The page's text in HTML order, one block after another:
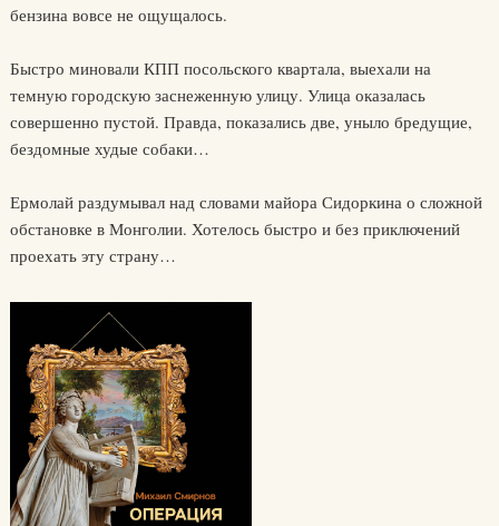
бензина вовсе не ощущалось.
Быстро миновали КПП посольского квартала, выехали на
темную городскую заснеженную улицу. Улица оказалась
совершенно пустой. Правда, показались две, уныло бредущие,
бездомные худые собаки…
Ермолай раздумывал над словами майора Сидоркина о сложной
обстановке в Монголии. Хотелось быстро и без приключений
проехать эту страну…